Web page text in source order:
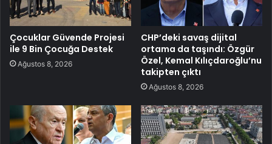
Çocuklar Güvende Projesi
ile 9 Bin Çocuğa Destek
Ağustos 8, 2026
CHP’deki savaş dijital
ortama da taşındı: Özgür
Özel, Kemal Kılıçdaroğlu’nu
takipten çıktı
Ağustos 8, 2026